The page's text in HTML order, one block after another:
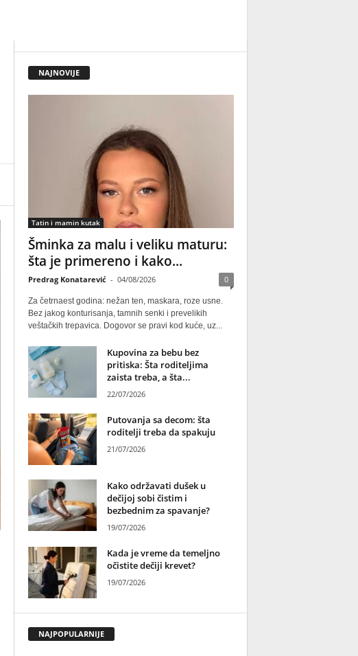
NAJNOVIJE
Tatin i mamin kutak
Šminka za malu i veliku maturu:
šta je primereno i kako...
Predrag Konatarević - 04/08/2026 0
Za četrnaest godina: nežan ten, maskara, roze usne.
Bez jakog konturisanja, tamnih senki i prevelikih
veštačkih trepavica. Dogovor se pravi kod kuće, uz...
Kupovina za bebu bez
pritiska: Šta roditeljima
zaista treba, a šta...
22/07/2026
Putovanja sa decom: šta
roditelji treba da spakuju
21/07/2026
Kako održavati dušek u
dečijoj sobi čistim i
bezbednim za spavanje?
19/07/2026
Kada je vreme da temeljno
očistite dečiji krevet?
19/07/2026
NAJPOPULARNIJE